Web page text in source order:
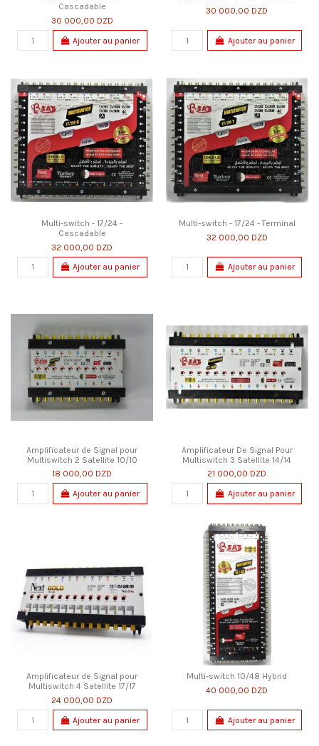
Cascadable
30 000,00 DZD
Ajouter au panier
30 000,00 DZD
Ajouter au panier
Multi-switch - 17/24 -
Cascadable
32 000,00 DZD
Ajouter au panier
Multi-switch - 17/24 - Terminal
32 000,00 DZD
Ajouter au panier
Amplificateur de Signal pour
Multiswitch 2 Satellite 10/10
18 000,00 DZD
Ajouter au panier
Amplificateur De Signal Pour
Multiswitch 3 Satellite 14/14
21 000,00 DZD
Ajouter au panier
Amplificateur de Signal pour
Multiswitch 4 Satellite 17/17
24 000,00 DZD
Ajouter au panier
Multi-switch 10/48 Hybrid
40 000,00 DZD
Ajouter au panier